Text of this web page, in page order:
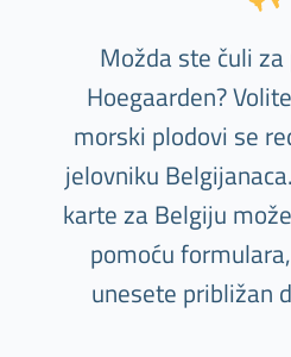
Možda ste čuli
Hoegaarden?
morski plodovi se
jelovniku
karte za Belgiju
pomoću
unesete približan